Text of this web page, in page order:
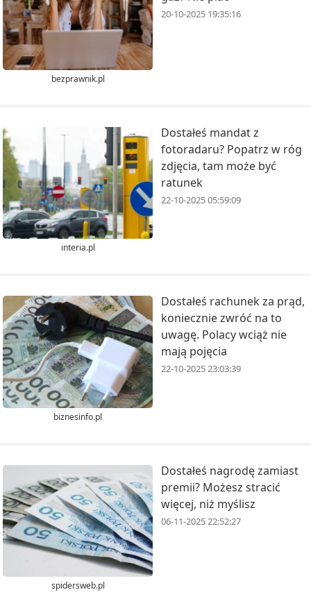
bezprawnik.pl
20-10-2025 19:35:16
interia.pl
Dostałeś mandat z
fotoradaru? Popatrz w róg
zdjęcia, tam może być
ratunek
22-10-2025 05:59:09
biznesinfo.pl
Dostałeś rachunek za prąd,
koniecznie zwróć na to
uwagę. Polacy wciąż nie
mają pojęcia
22-10-2025 23:03:39
spidersweb.pl
Dostałeś nagrodę zamiast
premii? Możesz stracić
więcej, niż myślisz
06-11-2025 22:52:27